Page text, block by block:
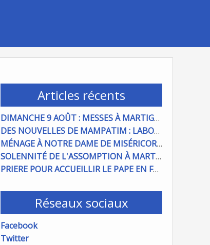
Articles récents
DIMANCHE 9 AOÛT : MESSES À MARTIGUES ET PORT DE BOUC
DES NOUVELLES DE MAMPATIM : LABOUR DU CHAMP PAROISSIAL
MÉNAGE À NOTRE DAME DE MISÉRICORDE : ON COMPTE SUR VOUS !
SOLENNITÉ DE L'ASSOMPTION À MARTIGUES ET PORT DE BOUC
PRIERE POUR ACCUEILLIR LE PAPE EN FRANCE
Réseaux sociaux
Facebook
Twitter